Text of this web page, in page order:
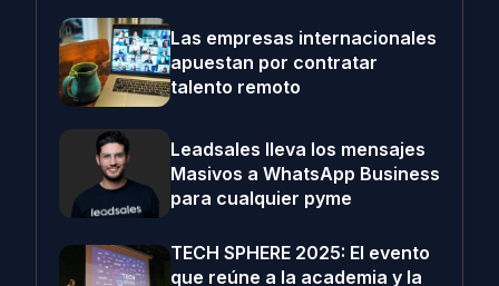
Las empresas internacionales
apuestan por contratar
talento remoto
Leadsales lleva los mensajes
Masivos a WhatsApp Business
para cualquier pyme
TECH SPHERE 2025: El evento
que reúne a la academia y la